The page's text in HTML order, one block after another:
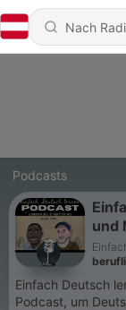
Podcasts
und
Einfach Deutsch
Podcast, um